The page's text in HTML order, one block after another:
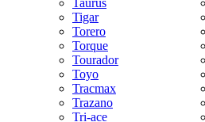
Taurus
Tigar
Torero
Torque
Tourador
Toyo
Tracmax
Trazano
Tri-ace